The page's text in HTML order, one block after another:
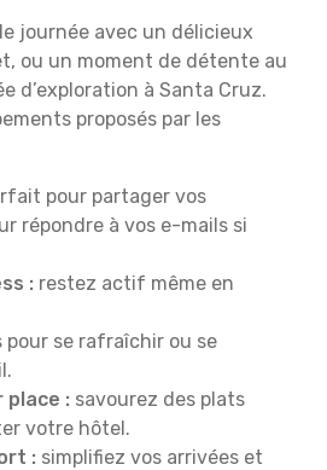
journée avec un délicieux
ou un moment de détente au
d’exploration à Santa Cruz.
proposés par les
pour partager vos
répondre à vos e-mails si
: restez actif même en
pour se rafraîchir ou se
: savourez des plats
votre hôtel.
: simplifiez vos arrivées et